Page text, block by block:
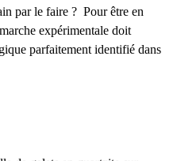
par le faire ? Pour être en
expérimentale doit
parfaitement identifié dans